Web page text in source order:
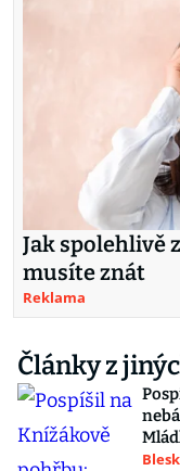
Jak spolehlivě
musíte znát
Reklama
Články z